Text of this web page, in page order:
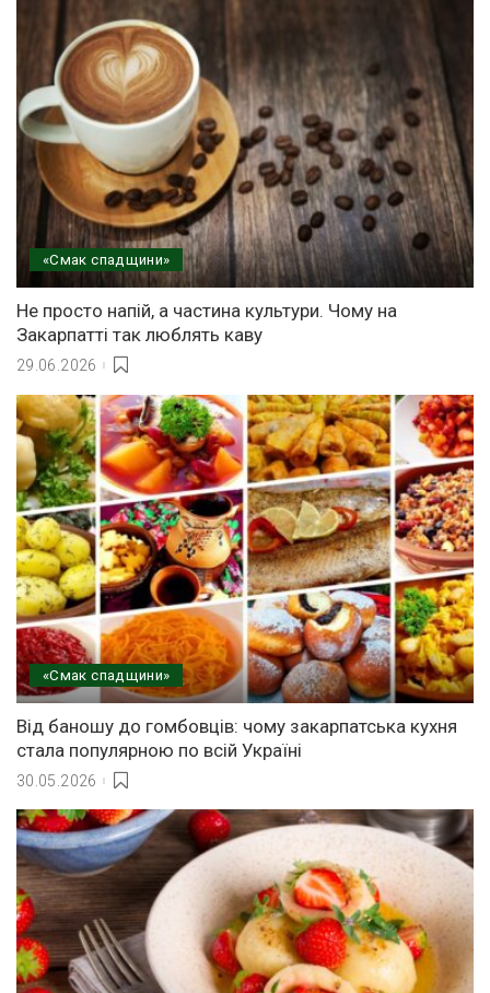
«Смак спадщини»
Не просто напій, а частина культури. Чому на
Закарпатті так люблять каву
29.06.2026
«Смак спадщини»
Від баношу до гомбовців: чому закарпатська кухня
стала популярною по всій Україні
30.05.2026